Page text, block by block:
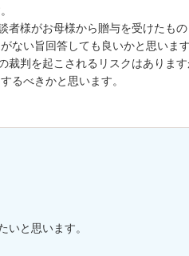
者様がお母様から贈与を受けたも
ない旨回答しても良いかと思います
裁判を起こされるリスクはありま
るべきかと思います。